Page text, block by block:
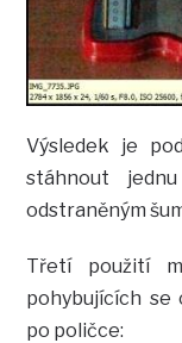
Výsledek je
stáhnout
odstraněným
Třetí použití
pohybujících se
po poličce: